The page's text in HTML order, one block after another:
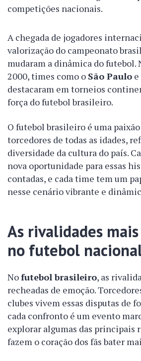
competições nacionais.
A chegada de jogadores
valorização do campeonato
mudaram a dinâmica do futebol.
2000, times como o São Paulo
destacaram em torneios
força do futebol brasileiro.
O futebol brasileiro é uma
torcedores de todas as idades,
diversidade da cultura do país.
nova oportunidade para essas
contadas, e cada time tem um
nesse cenário vibrante e
As rivalidades
no futebol
Nofutebol brasileiro, as
recheadas de emoção.
clubes vivem essas disputas de
cada confronto é um evento
explorar algumas das principais
fazem o coração dos fãs bater